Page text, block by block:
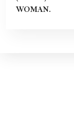
WOMAN.